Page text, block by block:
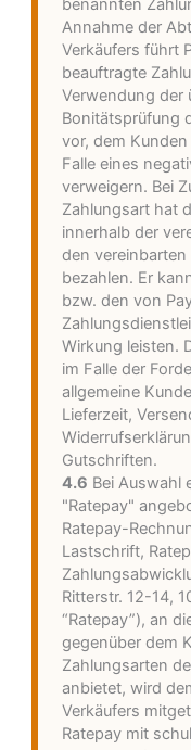
benannten
Annahme der
Verkäufers führt
beauftragte
Verwendung der
Bonitätsprüfung
vor, dem
Falle eines
verweigern. Bei
Zahlungsart hat
innerhalb der
den
bezahlen. Er
bzw. den von
Wirkung leisten.
im Falle der
allgemeine
Lieferzeit,
Gutschriften.
4.6 Bei Auswahl
"Ratepay"
Ratepay-
Lastschrift,
Ritterstr. 12-14,
“Ratepay”), an
gegenüber dem
Zahlungsarten
anbietet, wird
Verkäufers
Ratepay mit